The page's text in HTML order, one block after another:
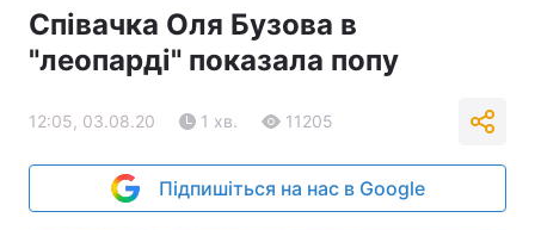
Співачка Оля Бузова в
"леопарді" показала попу
12:05, 03.08.20 1 хв. 11205
Підпишіться на нас в Google